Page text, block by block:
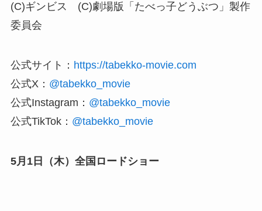
(C)ギンビス (C)劇場版「たべっ子どうぶつ」製作
委員会
公式サイト： https://tabekko-movie.com
公式X： @tabekko_movie
公式Instagram： @tabekko_movie
公式TikTok： @tabekko_movie
5月1日（木）全国ロードショー